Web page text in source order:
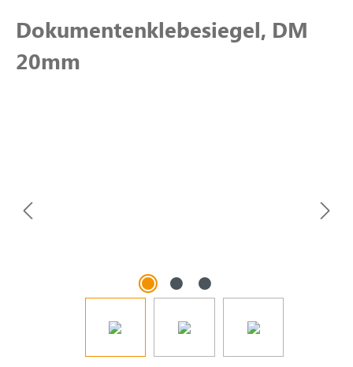
Dokumentenklebesiegel, DM
20mm